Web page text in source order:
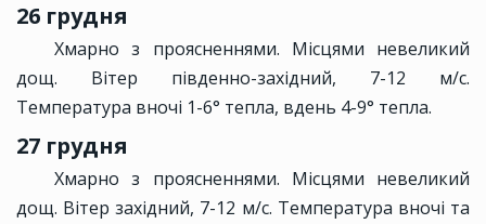
26 грудня
Хмарно з проясненнями. Місцями невеликий
дощ. Вітер південно-західний, 7-12 м/с.
Температура вночі 1-6° тепла, вдень 4-9° тепла.
27 грудня
Хмарно з проясненнями. Місцями невеликий
дощ. Вітер західний, 7-12 м/с. Температура вночі та